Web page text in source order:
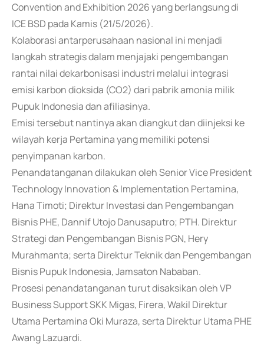
Convention and Exhibition 2026 yang berlangsung di
ICE BSD pada Kamis (21/5/2026).
Kolaborasi antarperusahaan nasional ini menjadi
langkah strategis dalam menjajaki pengembangan
rantai nilai dekarbonisasi industri melalui integrasi
emisi karbon dioksida (CO2) dari pabrik amonia milik
Pupuk Indonesia dan afiliasinya.
Emisi tersebut nantinya akan diangkut dan diinjeksi ke
wilayah kerja Pertamina yang memiliki potensi
penyimpanan karbon.
Penandatanganan dilakukan oleh Senior Vice President
Technology Innovation & Implementation Pertamina,
Hana Timoti; Direktur Investasi dan Pengembangan
Bisnis PHE, Dannif Utojo Danusaputro; PTH. Direktur
Strategi dan Pengembangan Bisnis PGN, Hery
Murahmanta; serta Direktur Teknik dan Pengembangan
Bisnis Pupuk Indonesia, Jamsaton Nababan.
Prosesi penandatanganan turut disaksikan oleh VP
Business Support SKK Migas, Firera, Wakil Direktur
Utama Pertamina Oki Muraza, serta Direktur Utama PHE
Awang Lazuardi.